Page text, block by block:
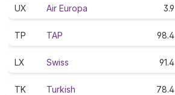
UX Air Europa 3.9
TP TAP 98.4
LX Swiss 91.4
TK Turkish 78.4